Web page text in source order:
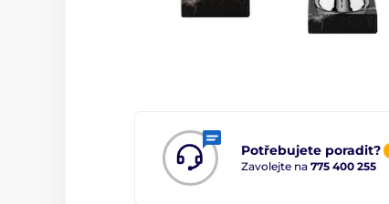
Potřebujete poradit?
Zavolejte na 775 400 255